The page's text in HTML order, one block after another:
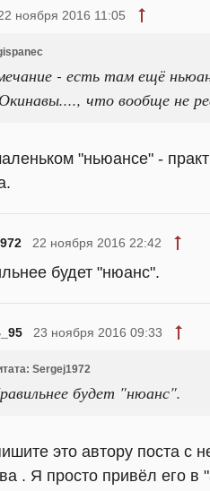
ноября 2016 11:05
- есть там ещё
что вообще не
"ньюансе" -
22 ноября 2016 22:42
будет "нюанс".
23 ноября 2016 09:33
Sergej1972
будет "нюанс".
это автору поста с
. Я просто привёл его в